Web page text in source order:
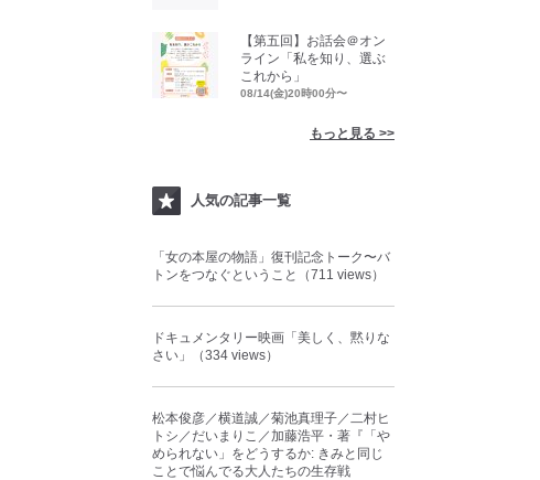
【第五回】お話会＠オン
ライン「私を知り、選ぶ
これから」
08/14(金)20時00分〜
もっと見る >>
人気の記事一覧
「女の本屋の物語」復刊記念トーク〜バ
トンをつなぐということ（711 views）
ドキュメンタリー映画「美しく、黙りな
さい」（334 views）
松本俊彦／横道誠／菊池真理子／二村ヒ
トシ／だいまりこ／加藤浩平・著『「や
められない」をどうするか: きみと同じ
ことで悩んでる大人たちの生存戦